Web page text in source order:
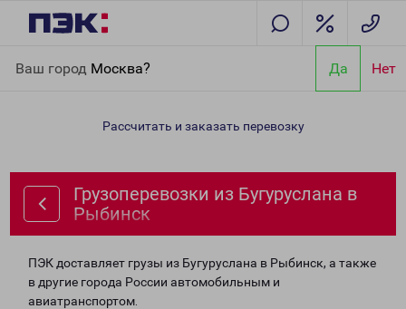
Ваш город Москва? Да Нет
Рыбинск
Рассчитать и заказать перевозку
Грузоперевозки из Бугуруслана в
Рыбинск
ПЭК доставляет грузы из Бугуруслана в Рыбинск, а также
в другие города России автомобильным и
авиатранспортом.